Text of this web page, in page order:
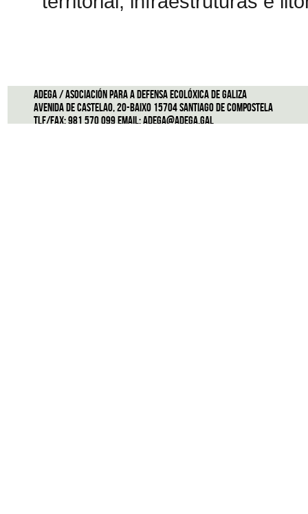
ADEGA / Asociación para a defensa ecolóxica de Galiza
Avenida de Castelao, 20-Baixo 15704 Santiago de Compostela
Tlf/Fax: 981 570 099 Email:adega@adega.gal